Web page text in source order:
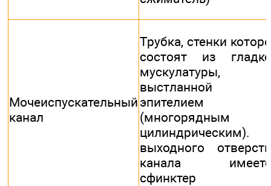
Мочеиспускательный
канал
Трубка, стенки
состоят из
мускулатуры,
выстланной
эпителием
(многорядным
цилиндрическим).
выходного
канала
сфинктер